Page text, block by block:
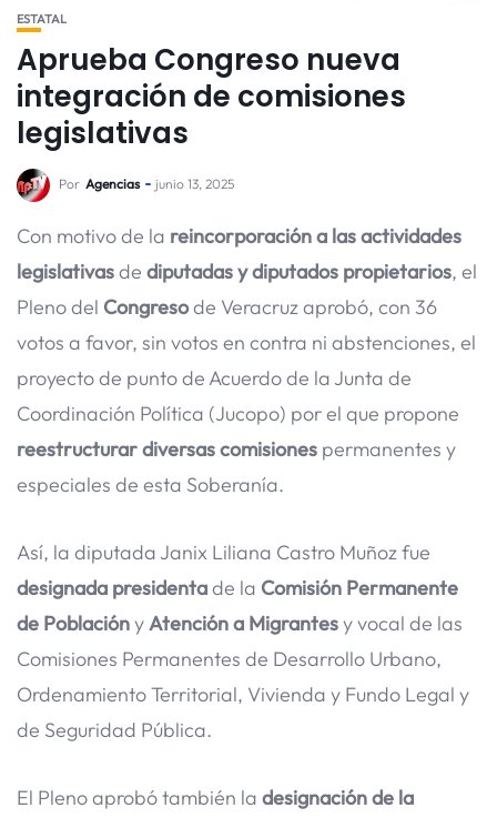
ESTATAL
Aprueba Congreso nueva
integración de comisiones
legislativas
Por Agencias junio 13, 2025
Con motivo de la reincorporación a las actividades
legislativasde diputadas y diputados propietarios, el
Pleno del Congresode Veracruz aprobó, con 36
votos a favor, sin votos en contra ni abstenciones, el
proyecto de punto de Acuerdo de la Junta de
Coordinación Política (Jucopo) por el que propone
reestructurar diversas comisiones permanentes y
especiales de esta Soberanía.
Así, la diputada Janix Liliana Castro Muñoz fue
designada presidentade la Comisión Permanente
de PoblaciónyAtención a Migrantesy vocal de las
Comisiones Permanentes de Desarrollo Urbano,
Ordenamiento Territorial, Vivienda y Fundo Legal y
de Seguridad Pública.
El Pleno aprobó también la designación de la